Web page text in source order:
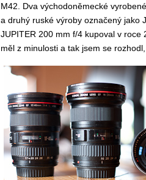
M42. Dva východoněmecké
a druhý ruské výroby označený jako
JUPITER 200 mm f/4 kupoval v
měl z minulosti a tak jsem se